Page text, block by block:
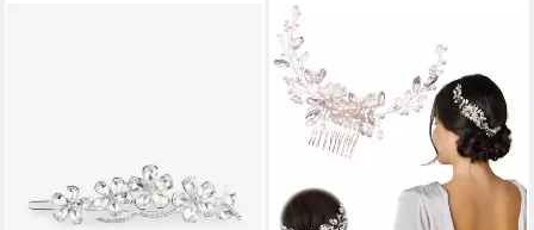
MOPUEA
Haarspange
mit Kristallen, Haar-
Accessoires, 1-tlg.
39,98 €
-33%
lieferbar - in 6-8 Werktagen bei dir